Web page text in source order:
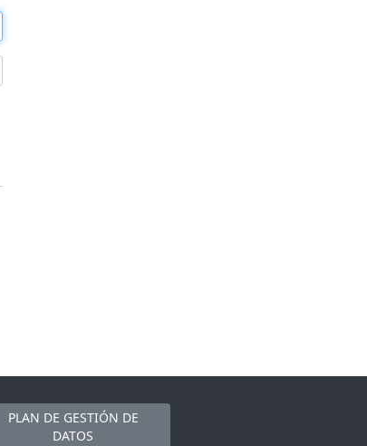
PLAN DE GESTIÓN DE
DATOS